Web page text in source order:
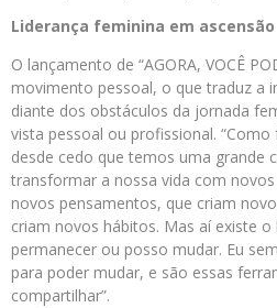
Liderança feminina em ascensão
O lançamento de “AGORA, VOCÊ
movimento pessoal, o que traduz a
diante dos obstáculos da jornada
vista pessoal ou profissional.
desde cedo que temos uma grande
transformar a nossa vida com
novos pensamentos, que criam
criam novos hábitos. Mas aí existe
permanecer ou posso mudar. Eu
para poder mudar, e são essas
compartilhar”.